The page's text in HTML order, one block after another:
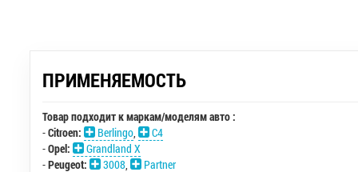
ПРИМЕНЯЕМОСТЬ
Товар подходит к маркам/моделям авто :
-Citroen: Berlingo,
C4
-Opel:
Grandland X
-Peugeot: 3008, Partner